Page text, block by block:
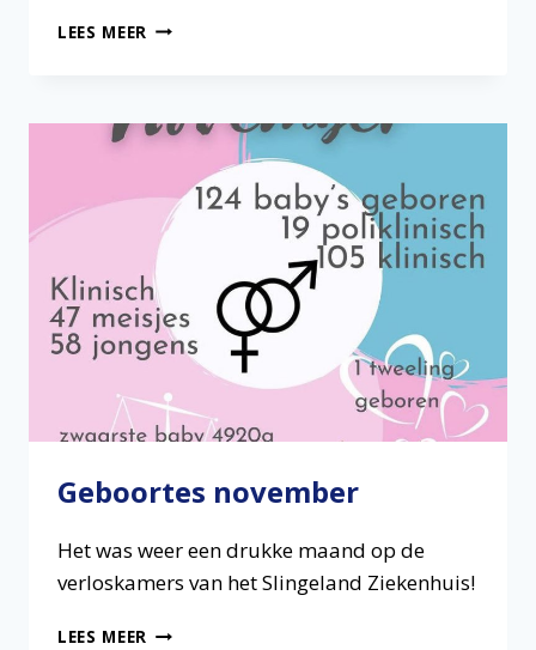
LEES MEER ONLINE
Geboortes november
Het was weer een drukke maand op de
verloskamers van het Slingeland Ziekenhuis!
LEES MEER GEBOORTES